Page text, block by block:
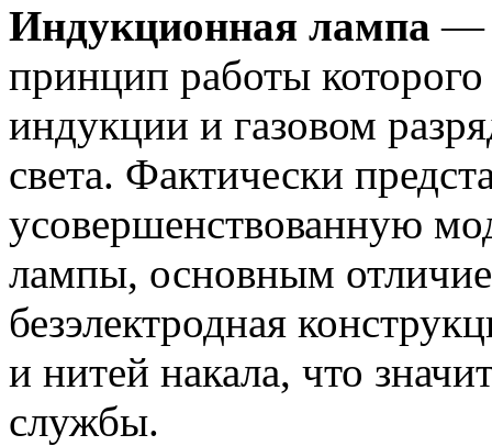
Индукционная лампа —
принцип работы
индукции и газовом
света. Фактически
усовершенствованную
лампы, основным
безэлектродная
и нитей накала, что
службы.